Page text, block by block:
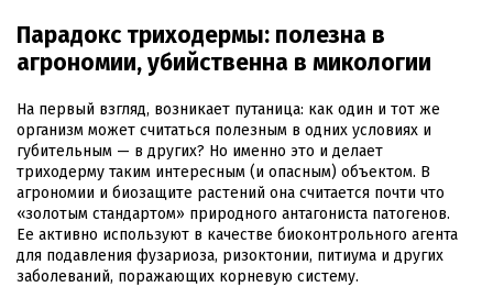
Парадокс триходермы: полезна в
агрономии, убийственна в микологии
На первый взгляд, возникает путаница: как один и тот же
организм может считаться полезным в одних условиях и
губительным — в других? Но именно это и делает
триходерму таким интересным (и опасным) объектом. В
агрономии и биозащите растений она считается почти что
«золотым стандартом» природного антагониста патогенов.
Ее активно используют в качестве биоконтрольного агента
для подавления фузариоза, ризоктонии, питиума и других
заболеваний, поражающих корневую систему.